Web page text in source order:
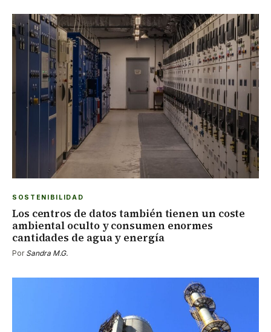
SOSTENIBILIDAD
Los centros de datos también tienen un coste
ambiental oculto y consumen enormes
cantidades de agua y energía
Por Sandra M.G.